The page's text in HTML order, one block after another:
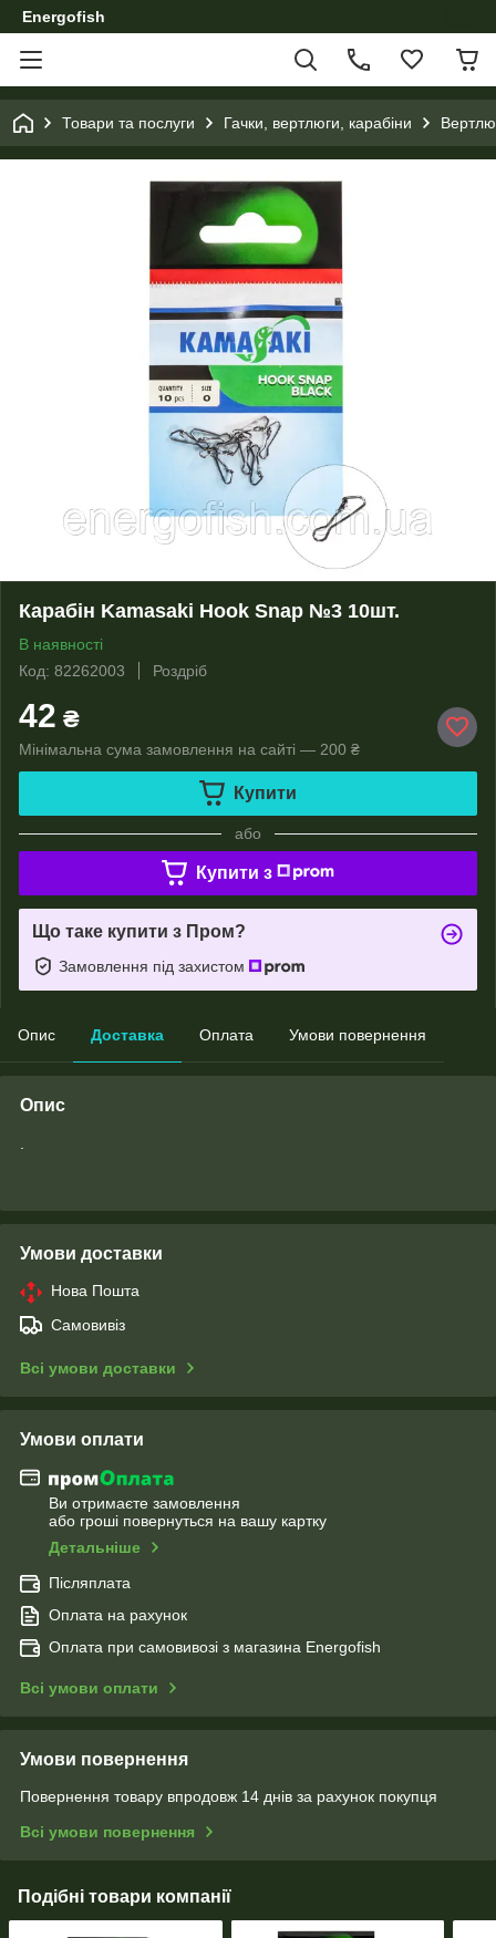
Energofish
Товари та послуги Гачки, вертлюги, карабіни
Карабін Kamasaki Hook Snap №3 10шт.
В наявності
Код: 82262003
Роздріб
42 ₴
Мінімальна сума замовлення на сайті — 200 ₴
Купити
або
Купити з
Що таке купити з Пром?
Замовлення під захистом
Опис Доставка Оплата Умови повернення
Опис
Умови доставки
Нова Пошта
Самовивіз
Всі умови доставки
Умови оплати
Ви отримаєте замовлення
або гроші повернуться на вашу картку
Детальніше
Післяплата
Оплата на рахунок
Оплата при самовивозі з магазина Energofish
Всі умови оплати
Умови повернення
Повернення товару впродовж 14 днів за рахунок покупця
Всі умови повернення
Подібні товари компанії